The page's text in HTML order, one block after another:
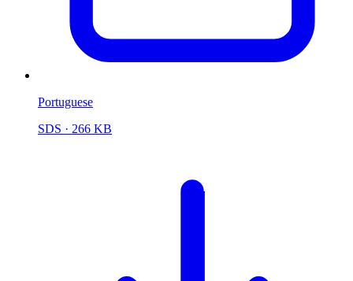
Portuguese
SDS · 266 KB